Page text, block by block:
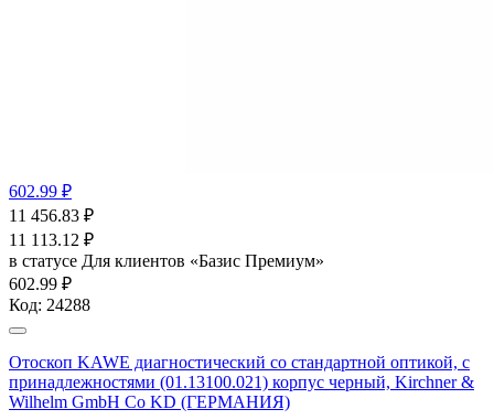
602.99 ₽
11 456.83 ₽
11 113.12 ₽
в статусе Для клиентов «Базис Премиум»
602.99 ₽
Код: 24288
Отоскоп KAWE диагностический со стандартной оптикой, с
принадлежностями (01.13100.021) корпус черный, Kirchner &
Wilhelm GmbH Co KD (ГЕРМАНИЯ)